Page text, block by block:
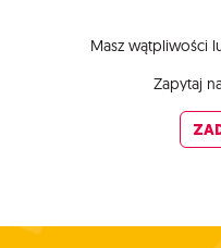
Masz wątpliwości
Zapytaj